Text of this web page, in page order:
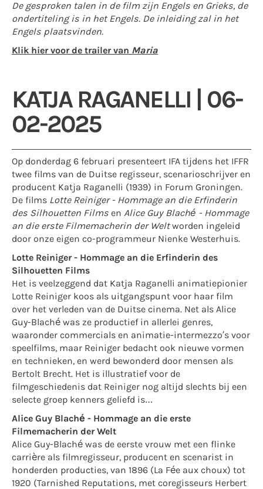
De gesproken talen in de film zijn Engels en Grieks, de
ondertiteling is in het Engels. De inleiding zal in het
Engels plaatsvinden.
Klik hier voor de trailer van Maria
KATJA RAGANELLI | 06-
02-2025
Op donderdag 6 februari presenteert IFA tijdens het IFFR
twee films van de Duitse regisseur, scenarioschrijver en
producent Katja Raganelli (1939) in Forum Groningen.
De films Lotte Reiniger - Hommage an die Erfinderin
des Silhouetten Films en Alice Guy Blaché - Hommage
an die erste Filmemacherin der Weltworden ingeleid
door onze eigen co-programmeur Nienke Westerhuis.
Lotte Reiniger - Hommage an die Erfinderin des
Silhouetten Films
Het is veelzeggend dat Katja Raganelli animatiepionier
Lotte Reiniger koos als uitgangspunt voor haar film
over het verleden van de Duitse cinema. Net als Alice
Guy-Blaché was ze productief in allerlei genres,
waaronder commercials en animatie-intermezzo’s voor
speelfilms, maar Reiniger bedacht ook nieuwe vormen
en technieken, en werd bewonderd door mensen als
Bertolt Brecht. Het is illustratief voor de
filmgeschiedenis dat Reiniger nog altijd slechts bij een
selecte groep kenners geliefd is…
Alice Guy Blaché - Hommage an die erste
Filmemacherin der Welt
Alice Guy-Blaché was de eerste vrouw met een flinke
carrière als filmregisseur, producent en scenarist in
honderden producties, van 1896 (La Fée aux choux) tot
1920 (Tarnished Reputations, met coregisseurs Herbert